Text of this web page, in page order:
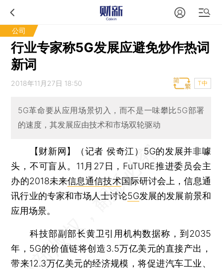
公司
行业专家称5G发展应避免炒作热词
新词
2018年11月27日 18:50 T中
5G革命要从应用场景切入，而不是一味攀比5G部署
的速度，其发展应由技术和市场双轮驱动
【财新网】（记者 侯奇江） 5G的发展并非噱
头，不可盲从。11月27日，FuTURE推进委员会主
办的2018未来信息通信技术国际研讨会上，信息通
讯行业的专家和市场人士讨论5G发展的发展前景和
应用场景。
科技部副部长黄卫引用机构数据称，到2035
年，5G的价值链将创造3.5万亿美元的直接产出，
带来12.3万亿美元的经济规模，将促进汽车工业、